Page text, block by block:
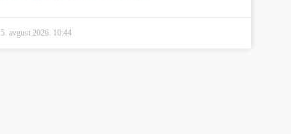
5. avgust 2026. 10:44